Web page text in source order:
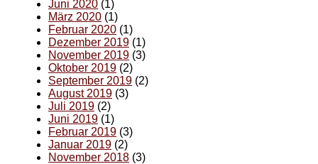
Juni 2020 (1)
März 2020 (1)
Februar 2020 (1)
Dezember 2019 (1)
November 2019 (3)
Oktober 2019 (2)
September 2019 (2)
August 2019 (3)
Juli 2019 (2)
Juni 2019 (1)
Februar 2019 (3)
Januar 2019 (2)
November 2018 (3)